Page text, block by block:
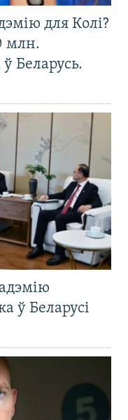
для Колі?
млн.
Беларусь.
ў Беларусі